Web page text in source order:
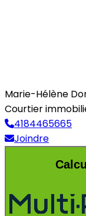
Marie-Hélène
Courtier
4184465665
Joindre